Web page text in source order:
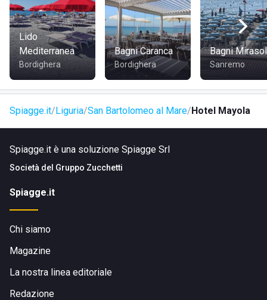
trova a pochi passi dal centro storico e dalle principali
attrazioni nelle vicinanze, come il Molo delle Tartarughe.
COME RAGGIUNGERE L'HOTEL MAYOLA
L'Hotel Mayolasi trova in Via Corsica 20 a San Bartolomeo
al Mare, in Liguria. Da Imperia è possibile raggiungere
l'albergo in 15 minuti di auto. Dalla Stazione di Cervo-San
Lido
Mediterranea
Bordighera
Bagni Caranca
Bordighera
Bagni
Sanremo
Spiagge.it Liguria San Bartolomeo al Mare Hotel Mayola
Spiagge.it è una soluzione Spiagge Srl
Società del Gruppo Zucchetti
Spiagge.it
Chi siamo
Magazine
La nostra linea editoriale
Redazione